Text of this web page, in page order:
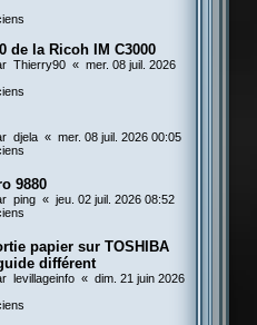
de la Ricoh IM C3000
Thierry90 « mer. 08 juil. 2026
djela « mer. 08 juil. 2026 00:05
9880
ping « jeu. 02 juil. 2026 08:52
papier sur TOSHIBA
différent
levillageinfo « dim. 21 juin 2026